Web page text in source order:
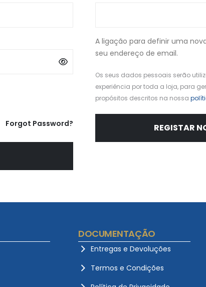
Forgot Password?
A ligação para definir uma
seu endereço de email.
Os seus dados pessoais serão
experiência por toda a loja, para
propósitos descritos na nossa
REGISTAR
DOCUMENTAÇÃO
Entregas e Devoluções
Termos e Condições